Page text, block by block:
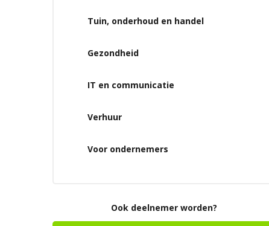
Tuin, onderhoud en handel
Gezondheid
IT en communicatie
Verhuur
Voor ondernemers
Ook deelnemer worden?